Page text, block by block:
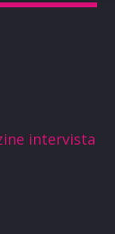
intervista